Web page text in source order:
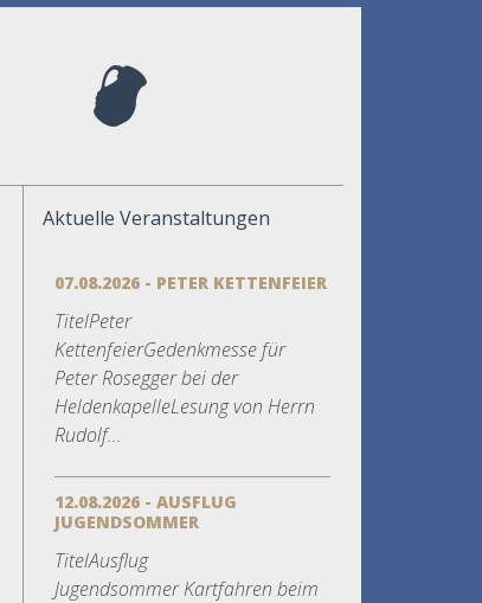
Aktuelle Veranstaltungen
07.08.2026 - PETER KETTENFEIER
TitelPeter
KettenfeierGedenkmesse für
Peter Rosegger bei der
HeldenkapelleLesung von Herrn
Rudolf...
12.08.2026 - AUSFLUG
JUGENDSOMMER
TitelAusflug
Jugendsommer Kartfahren beim